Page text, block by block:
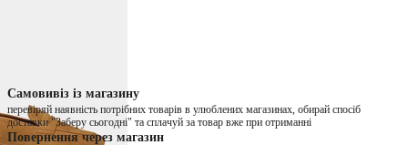
Самовивіз із магазину
перевіряй наявність потрібних товарів в улюблених магазинах, обирай спосіб
доставки "Заберу сьогодні" та сплачуй за товар вже при отриманні
Повернення через магазин